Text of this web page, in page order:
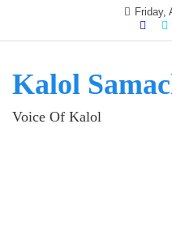
Friday,
Kalol
Voice Of Kalol